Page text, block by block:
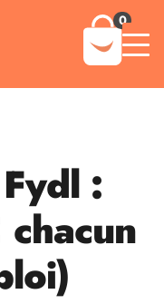
0
Expand
: